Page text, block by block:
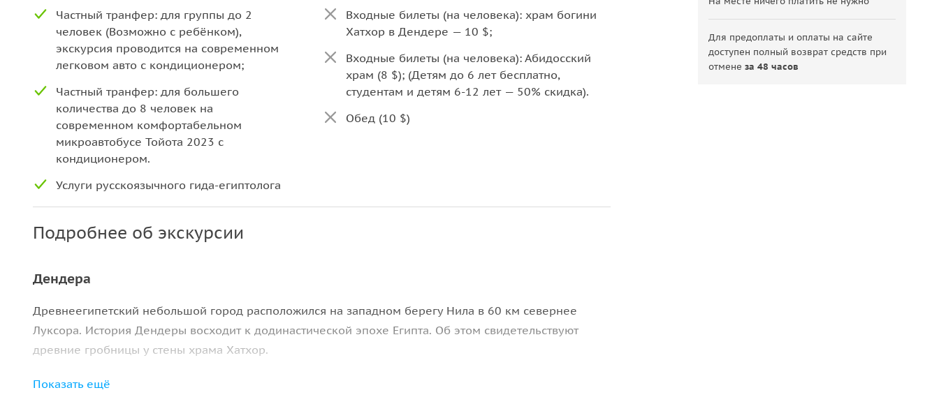
Частный транфер: для группы до 2
человек (Возможно с ребёнком),
экскурсия проводится нa современном
легковом авто с кондиционером;
Частный транфер: для большего
количества до 8 человек на
современном комфортабельном
микроавтобусе Тойота 2023 с
кондиционером.
Услуги русскоязычного гида-египтолога
Входные билеты (на человека): храм богини
Хатхор в Дендере — 10 $;
Входные билеты (на человека): Абидосский
храм (8 $); (Детям до 6 лет бесплатно,
студентам и детям 6-12 лет — 50% скидка).
Обед (10 $)
Подробнее об экскурсии
Дендера
Древнеегипетский небольшой город расположился на западном берегу Нила в 60 км севернее
Луксора. История Дендеры восходит к додинастической эпохе Египта. Об этом свидетельствуют
древние гробницы у стены храма Хатхор.
В Дендере вы увидите
Показать ещё
Для предоплаты и оплаты на сайте
доступен полный возврат средств при
отменеза 48 часов